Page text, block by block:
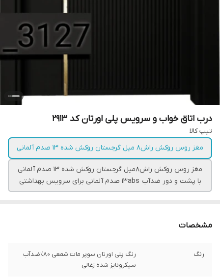
درب اتاق خواب و سرویس پلی اورتان کد 2913
تیپ کالا
مغز روس روکش راش۸ میل گرجستان روکش شده ۱۳ صدم آلمانی
مغز روس روکش راش۸میل گرجستان روکش شده ۱۳ صدم آلمانی
با پشت و دور ضدآب ۱۳abs صدم آلمانی برای سرویس بهداشتی
مشخصات
رنگ
رنگ پلی اورتان سوپر مات شمعی ۸۰٪ضدآب
سیکرونایز شده زغالی